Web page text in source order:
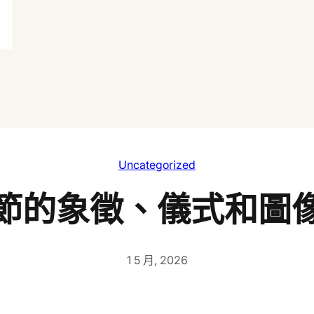
Uncategorized
的象徵、儀式和圖
1 5 月, 2026